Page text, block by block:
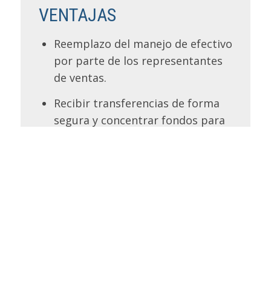
VENTAJAS
Reemplazo del manejo de efectivo
por parte de los representantes
de ventas.
Recibir transferencias de forma
segura y concentrar fondos para